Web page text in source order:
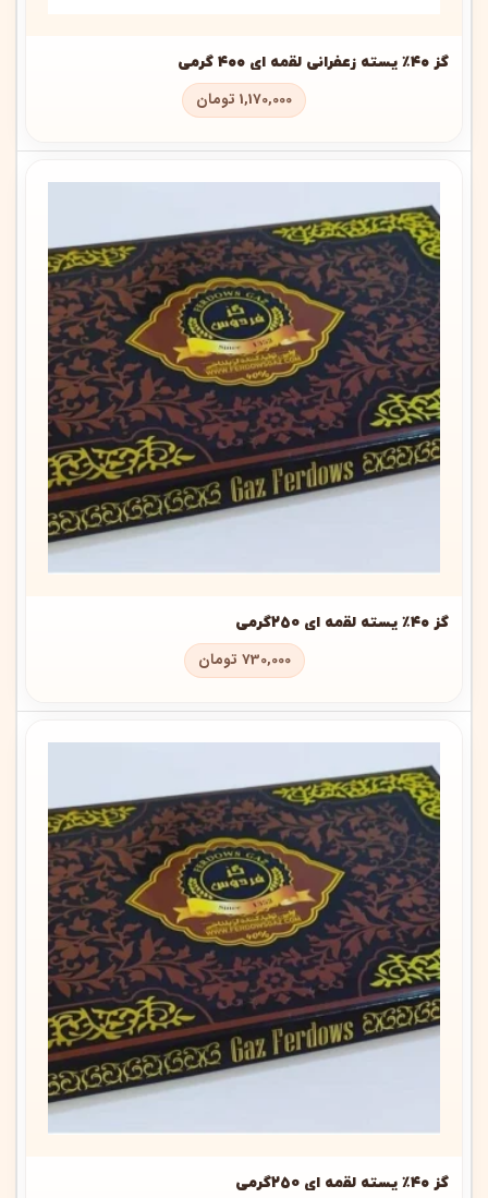
گز ۴۰٪ پسته زعفرانی لقمه ای ۴۰۰ گرمی
1,170,000 تومان
گز ۴۰٪ پسته لقمه ای 250گرمی
730,000 تومان
گز ۴۰٪ پسته لقمه ای 250گرمی